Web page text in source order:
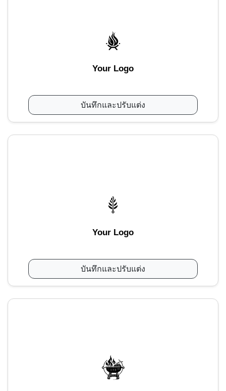
Your Logo
บันทึกและปรับแต่ง
Your Logo
บันทึกและปรับแต่ง